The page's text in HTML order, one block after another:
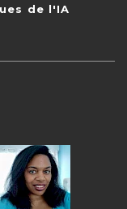
de l'IA